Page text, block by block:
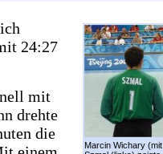
Marcin Wichary
24:27
mit
drehte
die